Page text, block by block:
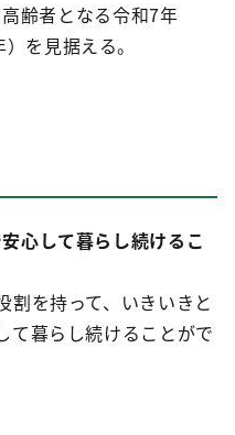
齢者となる令和7年
を見据える。
心して暮らし続けるこ
を持って、いきいきと
て暮らし続けることがで